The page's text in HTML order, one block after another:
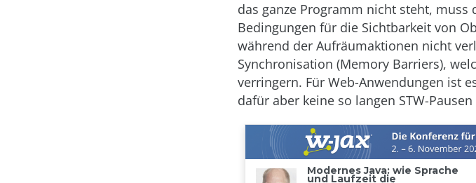
das ganze Programm nicht steht, muss
Bedingungen für die Sichtbarkeit von
während der Aufräumaktionen nicht
Synchronisation (Memory Barriers),
verringern. Für Web-Anwendungen ist
dafür aber keine so langen STW-